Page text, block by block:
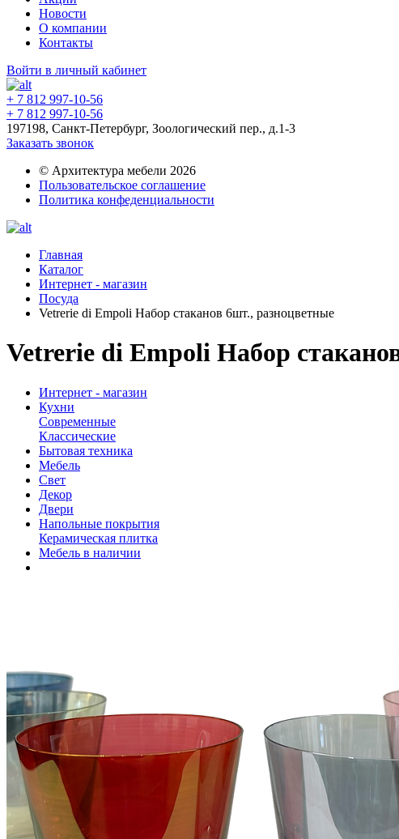
Новости
О компании
Контакты
Войти в личный кабинет
+ 7 812 997-10-56
+ 7 812 997-10-56
197198, Санкт-Петербург, Зоологический пер., д.1-3
Заказать звонок
© Архитектура мебели 2026
Пользовательское соглашение
Политика конфеденциальности
Главная
Каталог
Интернет - магазин
Посуда
Vetrerie di Empoli Набор стаканов 6шт., разноцветные
Vetrerie di Empoli Набор
Интернет - магазин
Кухни
Современные
Классические
Бытовая техника
Мебель
Свет
Декор
Двери
Напольные покрытия
Керамическая плитка
Мебель в наличии